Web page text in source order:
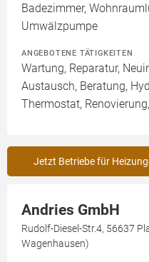
Badezimmer,
Umwälzpumpe
ANGEBOTENE TÄTIGKEITEN
Wartung, Reparatur,
Austausch, Beratung,
Thermostat,
Jetzt Betriebe für
Andries GmbH
Rudolf-Diesel-Str.4, 56637
Wagenhausen)